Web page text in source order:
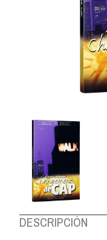
DESCRIPCIÓN